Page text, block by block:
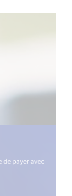
de payer avec